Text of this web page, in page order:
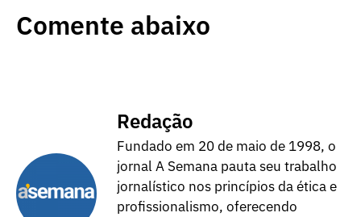
Comente abaixo
Redação
Fundado em 20 de maio de 1998, o
jornal A Semana pauta seu trabalho
jornalístico nos princípios da ética e
profissionalismo, oferecendo